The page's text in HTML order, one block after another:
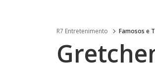
R7 Entretenimento Famosos e